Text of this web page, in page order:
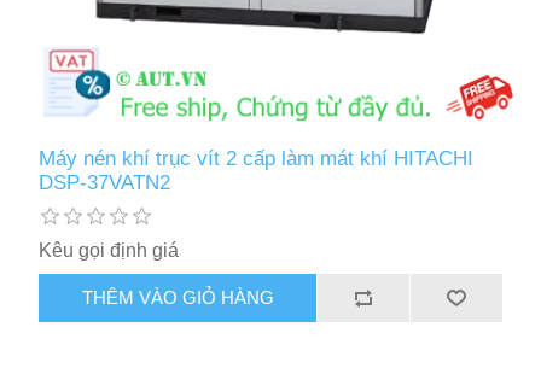
Máy nén khí trục vít 2 cấp làm mát khí HITACHI
DSP-37VATN2
Kêu gọi định giá
THÊM VÀO GIỎ HÀNG